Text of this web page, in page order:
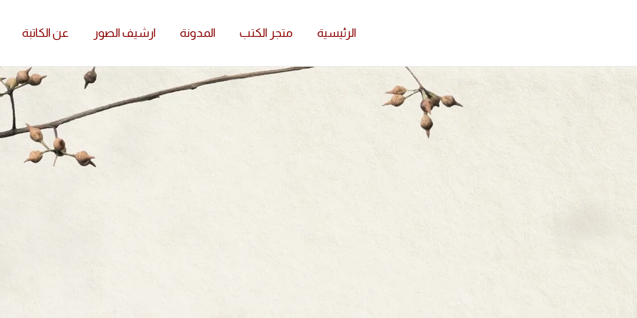
الرئيسية متجر الكتب المدونة ارشيف الصور عن الكاتبة